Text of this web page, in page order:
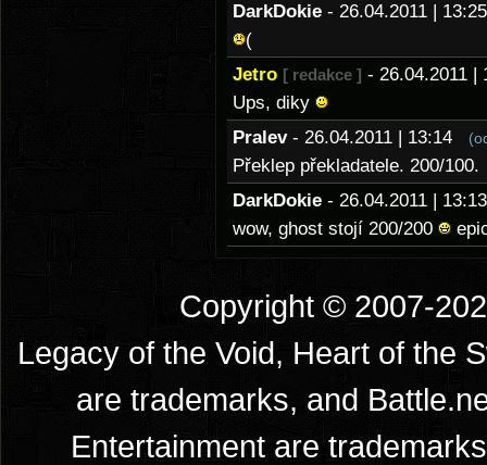
DarkDokie - 26.04.2011 |
(
Jetro [ redakce ] - 26.04.2011
Ups, diky
Pralev - 26.04.2011 | 13:14
Překlep překladatele. 200/100.
DarkDokie - 26.04.2011 |
wow, ghost stojí 200/200
Copyright © 2007-
Legacy of the Void, Heart of the
are trademarks, and
Entertainment are